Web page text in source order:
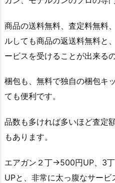
商品の送料無料、査定料無料
ルしても商品の返送料無料と
ービスを受けることが出来る
梱包も、無料で独自の梱包キ
ても便利です。
品数も多ければ多いほど査定
もあります。
エアガン２丁→500円UP、3
UPと、非常に太っ腹なサービ